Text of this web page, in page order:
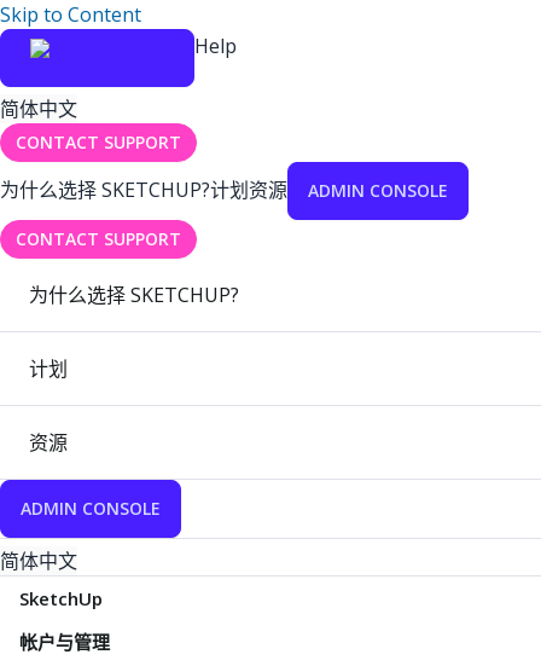
Skip to Content
Help
简体中文
CONTACT SUPPORT
为什么选择 SKETCHUP?计划资源 ADMIN CONSOLE
CONTACT SUPPORT
为什么选择 SKETCHUP?
计划
资源
ADMIN CONSOLE
简体中文
SketchUp
帐户与管理